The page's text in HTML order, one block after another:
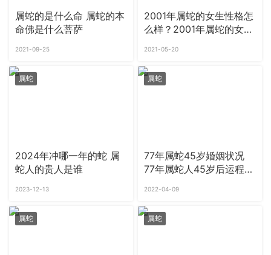
属蛇的是什么命 属蛇的本
命佛是什么菩萨
2021-09-25
2001年属蛇的女生性格怎
么样？2001年属蛇的女生
2021-05-20
属蛇
2024年冲哪一年的蛇 属
蛇人的贵人是谁
2023-12-13
属蛇
77年属蛇45岁婚姻状况
77年属蛇人45岁后运程如
2022-04-09
属蛇 属蛇